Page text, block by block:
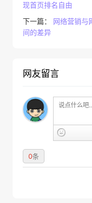
现首页排名自由
下一篇： 网络营销与
间的差异
网友留言
0条